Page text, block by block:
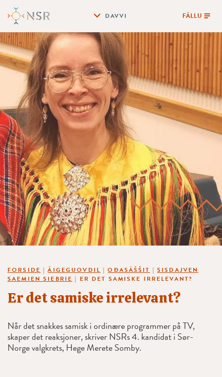
DAVVI FÁLLU
FORSIDE |ÁIGEGUOVDIL |OĐASÁŠŠIT |SISDAJVEN
SAEMIEN SIEBRIE | ER DET SAMISKE IRRELEVANT?
Er det samiske irrelevant?
Når det snakkes samisk i ordinære programmer på TV,
skaper det reaksjoner, skriver NSRs 4. kandidat i Sør-
Norge valgkrets, Hege Merete Somby.